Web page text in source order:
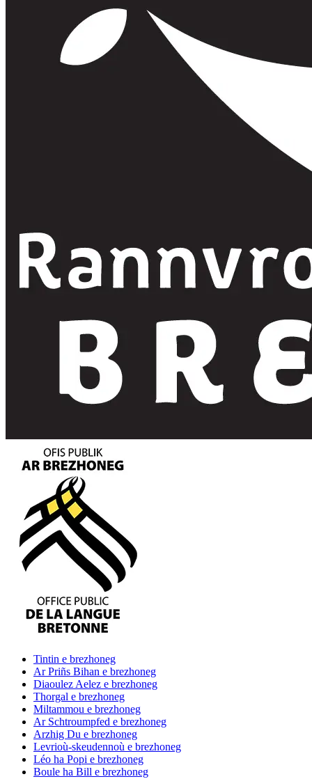
Tintin e brezhoneg
Ar Priñs Bihan e brezhoneg
Diaoulez Aelez e brezhoneg
Thorgal e brezhoneg
Miltammou e brezhoneg
Ar Schtroumpfed e brezhoneg
Arzhig Du e brezhoneg
Levrioù-skeudennoù e brezhoneg
Léo ha Popi e brezhoneg
Boule ha Bill e brezhoneg